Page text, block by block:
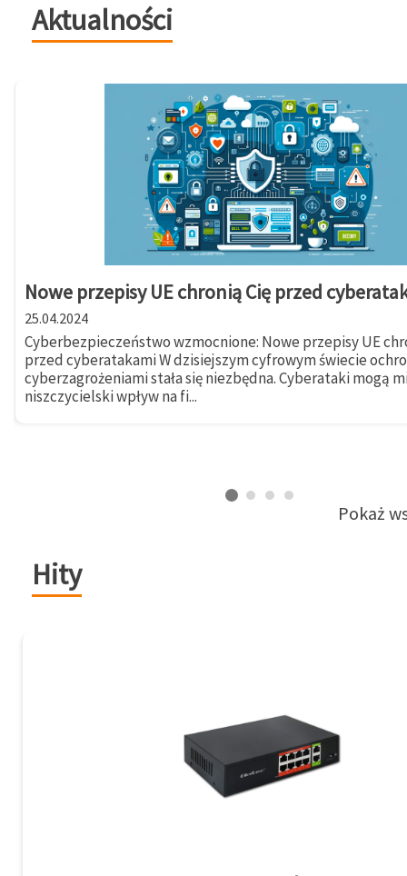
Aktualności
Nowe przepisy UE chronią Cię przed
25.04.2024
Cyberbezpieczeństwo wzmocnione: Nowe przepisy UE
przed cyberatakami W dzisiejszym cyfrowym świecie
cyberzagrożeniami stała się niezbędna. Cyberataki mogą
niszczycielski wpływ na fi...
Pokaż
Hity